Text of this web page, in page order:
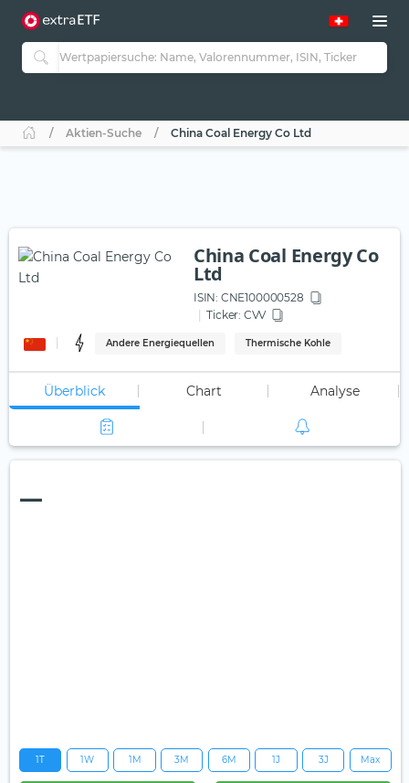
Aktien-Suche China Coal Energy Co Ltd
China Coal Energy Co
Ltd
ISIN: CNE100000528
Ticker: CVV
Andere Energiequellen Thermische Kohle
Überblick Chart Analyse
—
1T 1W 1M 3M 6M 1J 3J Max